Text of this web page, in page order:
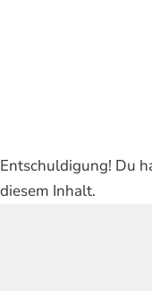
Entschuldigung! Du
diesem Inhalt.